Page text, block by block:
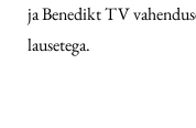
ja Benedikt TV
lausetega.